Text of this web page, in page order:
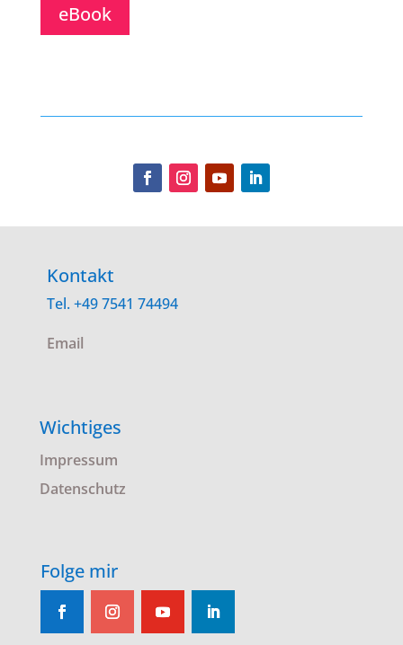
eBook
Kontakt
Tel. +49 7541 74494
Email
Wichtiges
Impressum
Datenschutz
Folge mir